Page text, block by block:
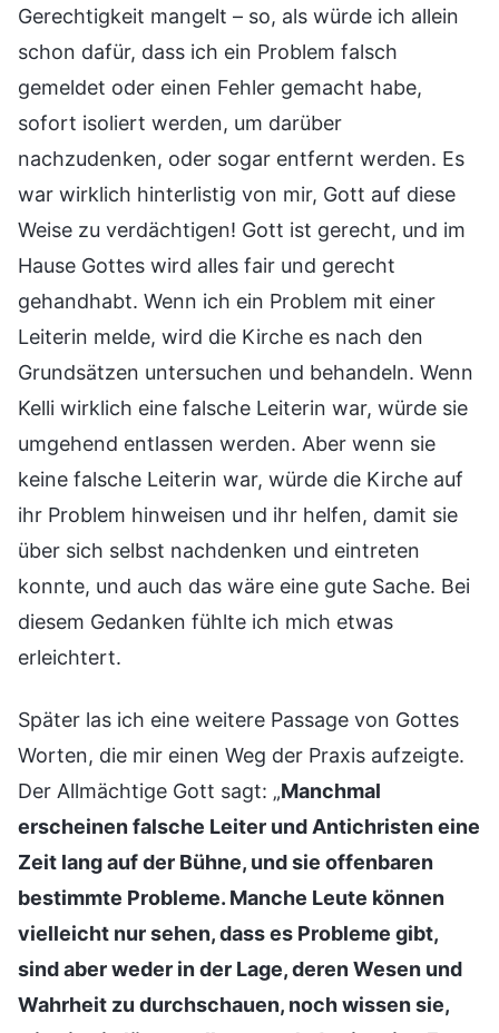
Gerechtigkeit mangelt – so, als würde ich allein
schon dafür, dass ich ein Problem falsch
gemeldet oder einen Fehler gemacht habe,
sofort isoliert werden, um darüber
nachzudenken, oder sogar entfernt werden. Es
war wirklich hinterlistig von mir, Gott auf diese
Weise zu verdächtigen! Gott ist gerecht, und im
Hause Gottes wird alles fair und gerecht
gehandhabt. Wenn ich ein Problem mit einer
Leiterin melde, wird die Kirche es nach den
Grundsätzen untersuchen und behandeln. Wenn
Kelli wirklich eine falsche Leiterin war, würde sie
umgehend entlassen werden. Aber wenn sie
keine falsche Leiterin war, würde die Kirche auf
ihr Problem hinweisen und ihr helfen, damit sie
über sich selbst nachdenken und eintreten
konnte, und auch das wäre eine gute Sache. Bei
diesem Gedanken fühlte ich mich etwas
erleichtert.
Später las ich eine weitere Passage von Gottes
Worten, die mir einen Weg der Praxis aufzeigte.
Der Allmächtige Gott sagt: „Manchmal
erscheinen falsche Leiter und Antichristen eine
Zeit lang auf der Bühne, und sie offenbaren
bestimmte Probleme. Manche Leute können
vielleicht nur sehen, dass es Probleme gibt,
sind aber weder in der Lage, deren Wesen und
Wahrheit zu durchschauen, noch wissen sie,